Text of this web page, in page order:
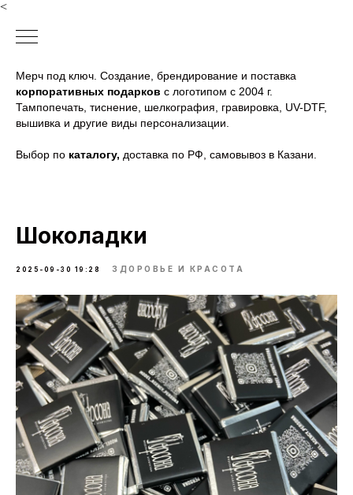
<
Мерч под ключ. Создание, брендирование и поставка
корпоративных подарков с логотипом с 2004 г.
Тампопечать, тиснение, шелкография, гравировка, UV-DTF,
вышивка и другие виды персонализации.
Выбор по каталогу, доставка по РФ, самовывоз в Казани.
Шоколадки
2025-09-30 19:28 ЗДОРОВЬЕ И КРАСОТА